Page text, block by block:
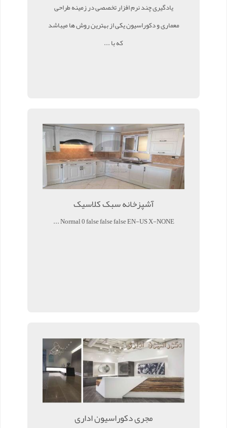
یادگیری چند نرم افزار تخصصی در زمینه طراحی
معماری و دکوراسیون یکی از بهترین روش ها میباشد
که با ...
آشپزخانه سبک کلاسیک
Normal 0 false false false EN-US X-NONE ...
مجری دکوراسیون اداری